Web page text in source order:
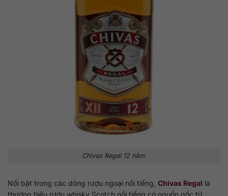
Chivas Regal 12 năm.
Nổi bật trong các dòng rượu ngoại nổi tiếng, Chivas Regal là
thương hiệu rượu whisky Scotch nổi tiếng có nguồn gốc từ